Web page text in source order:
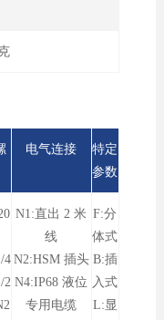
电气连接
特定
参数
4
2
N1:直出 2 米
线
N2:HSM 插头
N4:IP68 液位
专用电缆
F:分
体式
B:插
入式
L:显